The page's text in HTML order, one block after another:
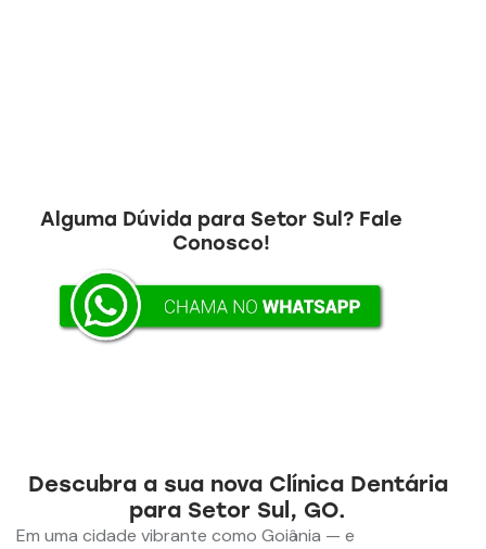
Alguma Dúvida para Setor Sul? Fale
Conosco!
Descubra a sua nova Clínica Dentária
para Setor Sul, GO.
Em uma cidade vibrante como Goiânia — e